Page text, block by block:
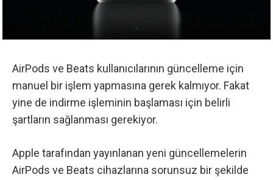
AirPods ve Beats kullanıcılarının güncelleme için
manuel bir işlem yapmasına gerek kalmıyor. Fakat
yine de indirme işleminin başlaması için belirli
şartların sağlanması gerekiyor.
Apple tarafından yayınlanan yeni güncellemelerin
AirPods ve Beats cihazlarına sorunsuz bir şekilde